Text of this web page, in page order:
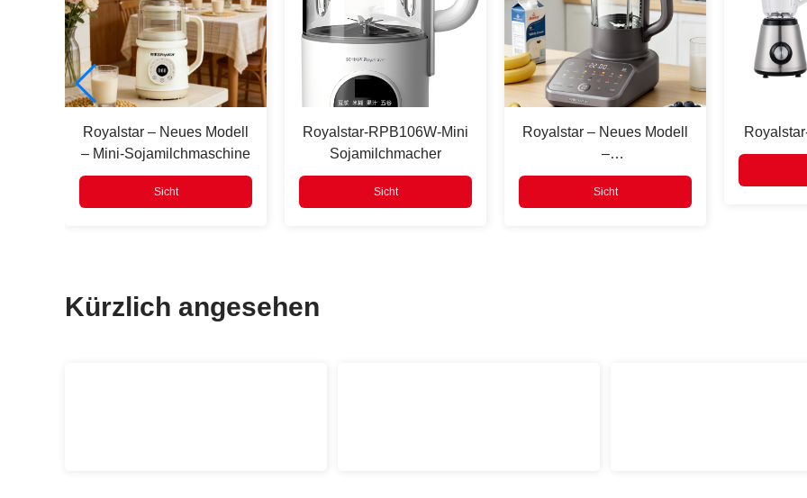
Drücken suchen
Royalstar – Neues Modell
– Mini-Sojamilchmaschine
Sicht
Royalstar-RPB106W-Mini
Sojamilchmacher
Sicht
Royalstar – Neues Modell
–
Hochgeschwindigkeitsmixer
Sicht
Kürzlich angesehen